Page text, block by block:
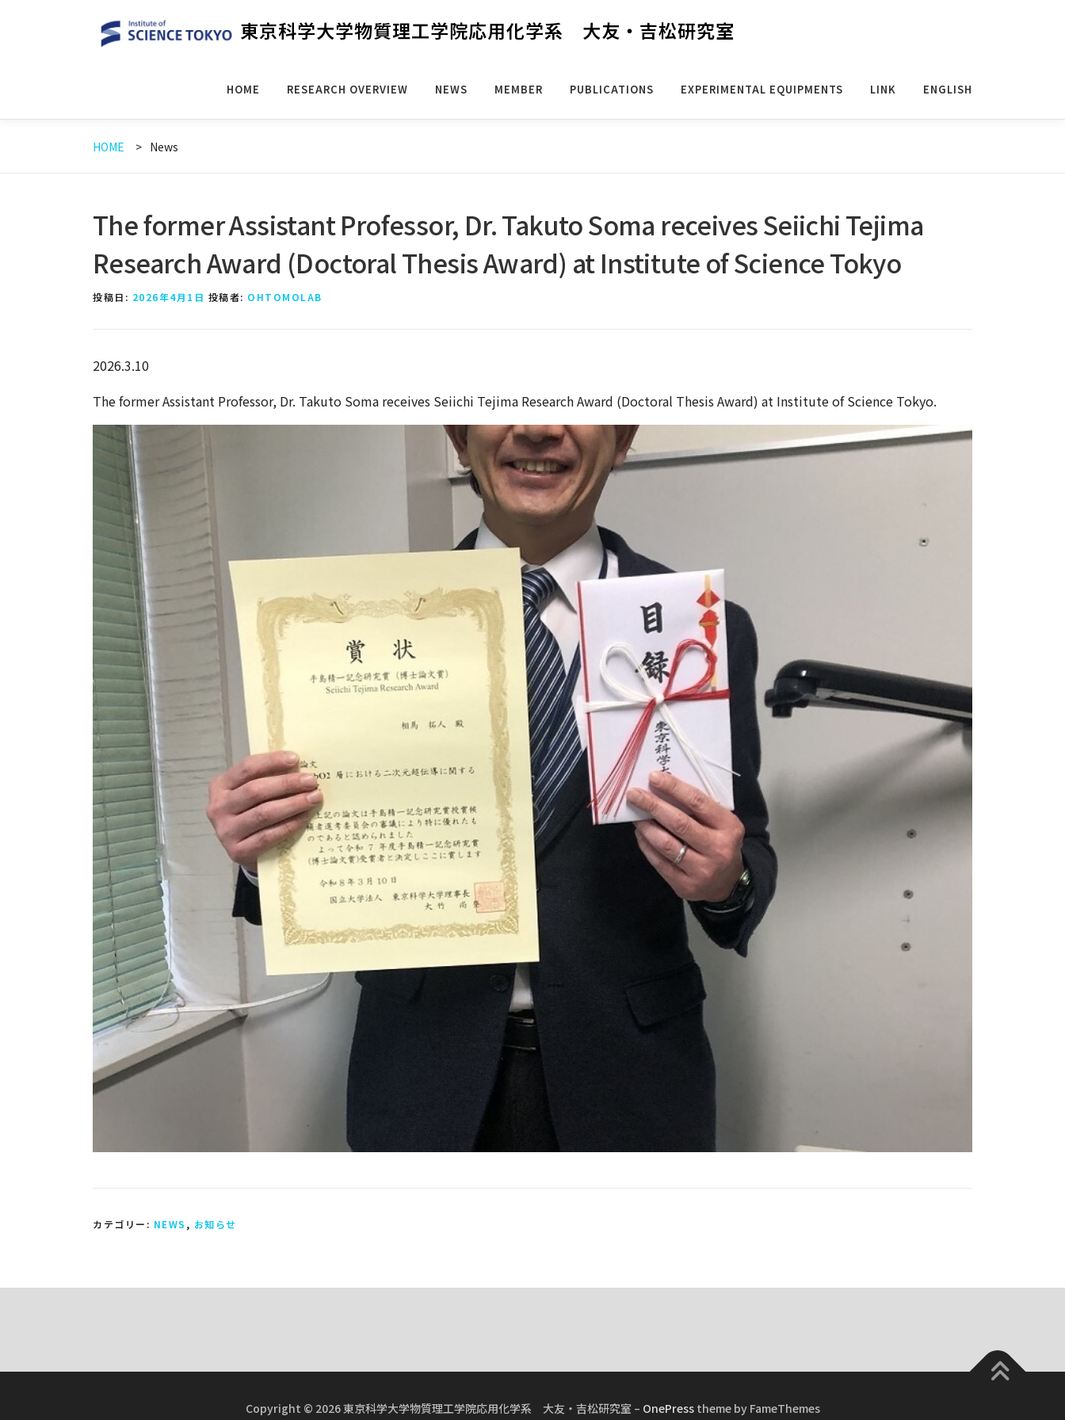
へ
東京科学大学物質理工学院応用化学系 大友・吉松研究室
HOME RESEARCH OVERVIEW NEWS MEMBER PUBLICATIONS EXPERIMENTAL EQUIPMENTS LINK ENGLISH
HOME News
The former Assistant Professor, Dr. Takuto Soma receives Seiichi Tejima
Research Award (Doctoral Thesis Award) at Institute of Science Tokyo
投稿日: 2026年4月1日 投稿者: OHTOMOLAB
2026.3.10
The former Assistant Professor, Dr. Takuto Soma receives Seiichi Tejima Research Award (Doctoral Thesis Award) at Institute of Science Tokyo.
カテゴリー: NEWS , お知らせ
Copyright © 2026 東京科学大学物質理工学院応用化学系 大友・吉松研究室 – OnePresstheme by FameThemes